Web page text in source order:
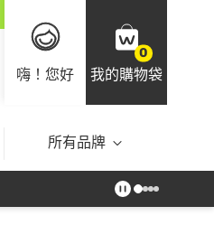
嗨！您好
0
我的購物袋
所有品牌